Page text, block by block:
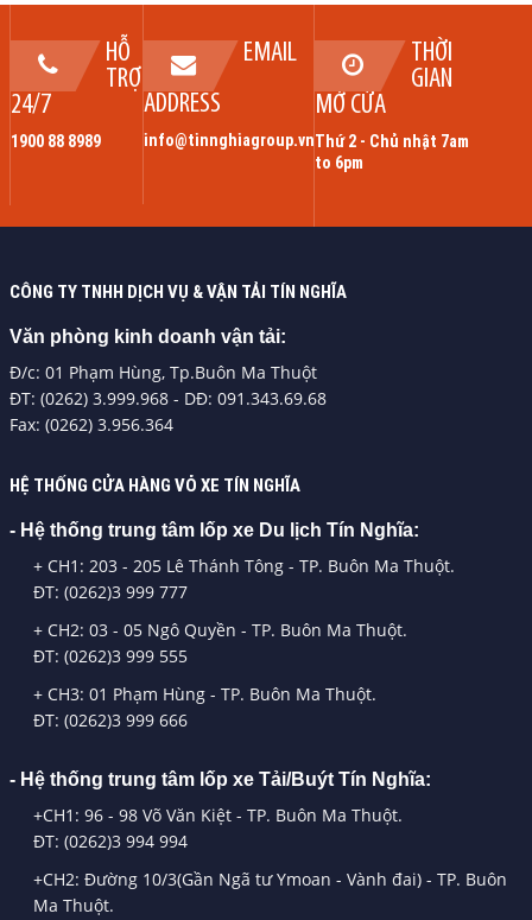
HỖ
TRỢ
24/7
1900 88 8989
EMAIL
ADDRESS
info@tinnghiagroup.vn
THỜI
GIAN
MỞ CỬA
Thứ 2 - Chủ nhật 7am
to 6pm
CÔNG TY TNHH DỊCH VỤ & VẬN TẢI TÍN NGHĨA
Văn phòng kinh doanh vận tải:
Đ/c: 01 Phạm Hùng, Tp.Buôn Ma Thuột
ĐT: (0262) 3.999.968 - DĐ: 091.343.69.68
Fax: (0262) 3.956.364
HỆ THỐNG CỬA HÀNG VỎ XE TÍN NGHĨA
- Hệ thống trung tâm lốp xe Du lịch Tín Nghĩa:
+ CH1: 203 - 205 Lê Thánh Tông - TP. Buôn Ma Thuột.
ĐT: (0262)3 999 777
+ CH2: 03 - 05 Ngô Quyền - TP. Buôn Ma Thuột.
ĐT: (0262)3 999 555
+ CH3: 01 Phạm Hùng - TP. Buôn Ma Thuột.
ĐT: (0262)3 999 666
- Hệ thống trung tâm lốp xe Tải/Buýt Tín Nghĩa:
+CH1: 96 - 98 Võ Văn Kiệt - TP. Buôn Ma Thuột.
ĐT: (0262)3 994 994
+CH2: Đường 10/3(Gần Ngã tư Ymoan - Vành đai) - TP. Buôn
Ma Thuột.